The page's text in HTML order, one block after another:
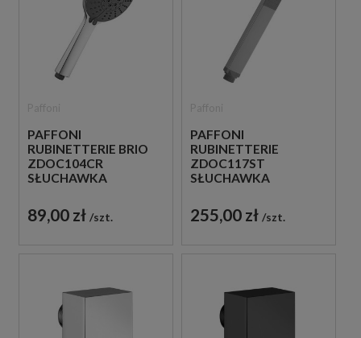
PAFFONI
RUBINETTERIE BRIO
ZDOC104CR
SŁUCHAWKA
CHROM
89,00 zł szt.
PAFFONI
RUBINETTERIE
ZDOC117ST
SŁUCHAWKA
SZCZOTKOWANA
255,00 zł szt.